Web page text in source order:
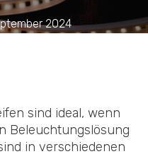
2024
sind ideal, wenn
Beleuchtungslösung
in verschiedenen